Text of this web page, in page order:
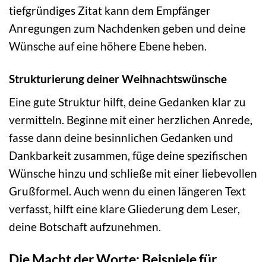
tiefgründiges Zitat kann dem Empfänger
Anregungen zum Nachdenken geben und deine
Wünsche auf eine höhere Ebene heben.
Strukturierung deiner Weihnachtswünsche
Eine gute Struktur hilft, deine Gedanken klar zu
vermitteln. Beginne mit einer herzlichen Anrede,
fasse dann deine besinnlichen Gedanken und
Dankbarkeit zusammen, füge deine spezifischen
Wünsche hinzu und schließe mit einer liebevollen
Grußformel. Auch wenn du einen längeren Text
verfasst, hilft eine klare Gliederung dem Leser,
deine Botschaft aufzunehmen.